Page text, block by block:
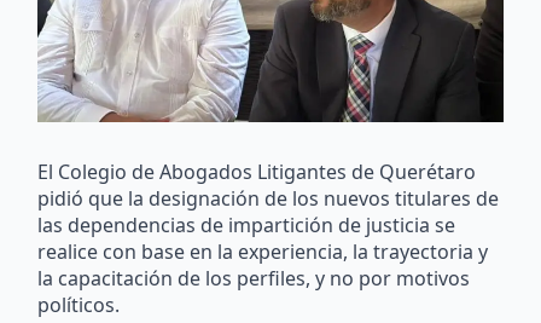
El Colegio de Abogados Litigantes de Querétaro
pidió que la designación de los nuevos titulares de
las dependencias de impartición de justicia se
realice con base en la experiencia, la trayectoria y
la capacitación de los perfiles, y no por motivos
políticos.